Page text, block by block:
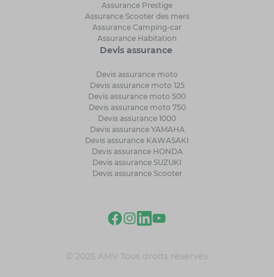
Assurance Prestige
Assurance Scooter des mers
Assurance Camping-car
Assurance Habitation
Devis assurance
Devis assurance moto
Devis assurance moto 125
Devis assurance moto 500
Devis assurance moto 750
Devis assurance 1000
Devis assurance YAMAHA
Devis assurance KAWASAKI
Devis assurance HONDA
Devis assurance SUZUKI
Devis assurance Scooter
© 2025 AMV Tous droits réservés